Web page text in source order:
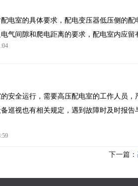
电室的具体要求，配电变压器低压侧的
气间隙和爬电距离的要求，配电室内应留
安全运行，需要高压配电室的工作人员
巡视也有相关规定，遇到故障时及时报
下一篇：